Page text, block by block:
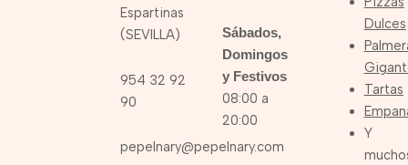
Espartinas
(SEVILLA)
954 32 92
90
pepelnary@pepelnary.com
Sábados,
Domingos
y Festivos
08:00 a
20:00
Dulces
Tartas
Y